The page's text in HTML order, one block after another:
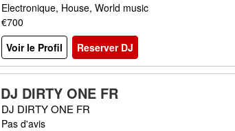
Electronique, House, World music
€700
Voir le Profil
Reserver DJ
DJ DIRTY ONE FR
DJ DIRTY ONE FR
Pas d'avis